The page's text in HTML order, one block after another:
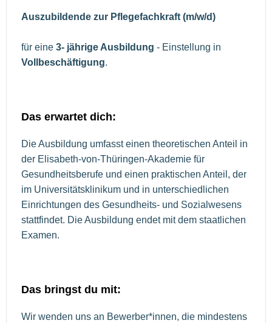
Auszubildende zur Pflegefachkraft (m/w/d)
für eine 3- jährige Ausbildung - Einstellung in
Vollbeschäftigung.
Das erwartet dich:
Die Ausbildung umfasst einen theoretischen Anteil in
der Elisabeth-von-Thüringen-Akademie für
Gesundheitsberufe und einen praktischen Anteil, der
im Universitätsklinikum und in unterschiedlichen
Einrichtungen des Gesundheits- und Sozialwesens
stattfindet. Die Ausbildung endet mit dem staatlichen
Examen.
Das bringst du mit:
Wir wenden uns an Bewerber*innen, die mindestens